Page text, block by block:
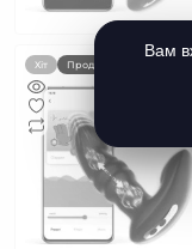
Хіт Продано
Вам